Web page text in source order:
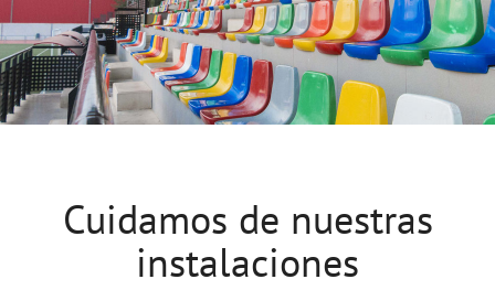
Cuidamos de nuestras
instalaciones